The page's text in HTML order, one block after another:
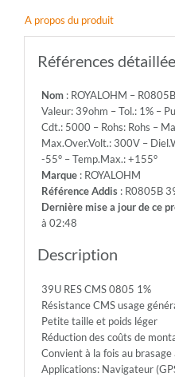
-
Cdt.:
5000
Rohs:
Rohs
-
150V
-
300V
-55°
-
+155°
A propos du produit
Références
Nom: ROYALOHM –
Valeur: 39ohm – Tol.: 1% –
Cdt.: 5000 – Rohs: Rohs –
Max.Over.Volt.: 300V –
-55° – Temp.Max.: +155°
Marque: ROYALOHM
Référence Addis: R0805B
Dernière mise a jour de ce
à 02:48
Description
39U RES CMS 0805 1%
Résistance CMS usage
Petite taille et poids léger
Réduction des coûts de
Convient à la fois au
Applications: Navigateur